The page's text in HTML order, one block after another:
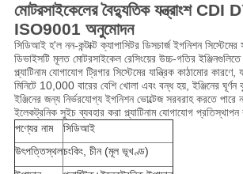
মোটরসাইকেলের বৈদ্যুতিক যন্ত্রাংশ
ISO9001 অনুমোদন
সিডিআই হ'ল নন-কন্টাক্ট ক্যাপাসিটর ডিসচার্জ ইগনিশন
ডিভাইসটি মূলত মোটরসাইকেল রেসিংয়ের উচ্চ-গতির
প্ল্যাটিনাম যোগাযোগ ট্রিগার সিস্টেমের যান্ত্রিক কাঠামোর
মিনিটে 10,000 বারের বেশি খোলা এবং বন্ধ হয়, ইঞ্জিনের ঘূর্ণন
ইঞ্জিনের জন্য নির্ভরযোগ্য ইগনিশন ভোল্টেজ সরবরাহ করতে পারে
ইলেকট্রনিক সুইচ ব্যবহার করা প্ল্যাটিনাম যোগাযোগ
পণ্যের নাম
সিডিআই
উৎপত্তিস্থলচংকিং, চীন (মূল ভূখণ্ড)